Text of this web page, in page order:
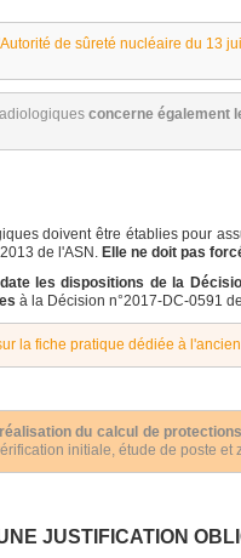
de sûreté nucléaire du 13
concerne également
doivent être établies pour
de l'ASN. Elle ne doit pas
les dispositions de la
à la Décision n°2017-DC-0591
la fiche pratique dédiée à
du calcul de protections
initiale, étude de poste et
JUSTIFICATION